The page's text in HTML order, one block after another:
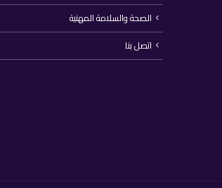
الصحة والسلامة المهنية
اتصل بنا